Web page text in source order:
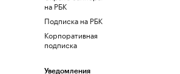
на РБК
Подписка на РБК
Корпоративная
подписка
Уведомления